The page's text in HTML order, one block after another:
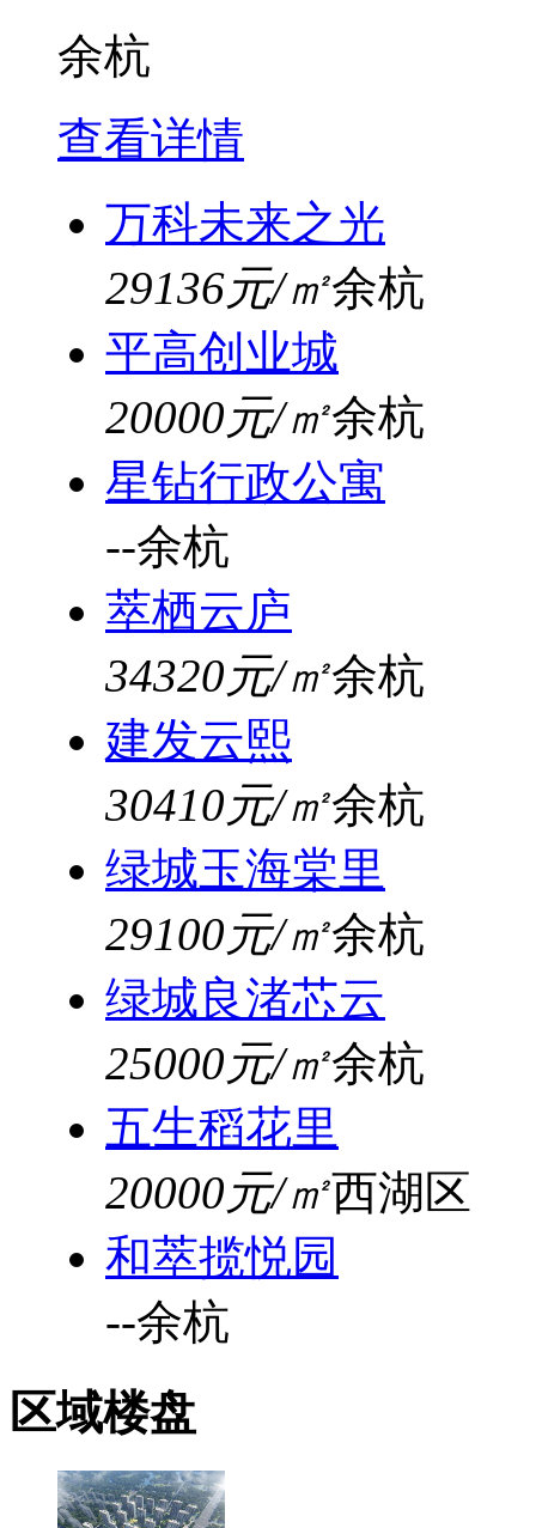
余杭
查看详情
万科未来之光
29136元/㎡余杭
平高创业城
20000元/㎡余杭
星钻行政公寓
--余杭
萃栖云庐
34320元/㎡余杭
建发云熙
30410元/㎡余杭
绿城玉海棠里
29100元/㎡余杭
绿城良渚芯云
25000元/㎡余杭
五生稻花里
20000元/㎡西湖区
和萃揽悦园
--余杭
区域楼盘